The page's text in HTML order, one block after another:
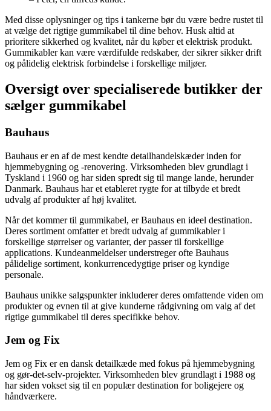
Med disse oplysninger og tips i tankerne bør du være bedre rustet til
at vælge det rigtige gummikabel til dine behov. Husk altid at
prioritere sikkerhed og kvalitet, når du køber et elektrisk produkt.
Gummikabler kan være værdifulde redskaber, der sikrer sikker drift
og pålidelig elektrisk forbindelse i forskellige miljøer.
Oversigt over specialiserede butikker der
sælger gummikabel
Bauhaus
Bauhaus er en af de mest kendte detailhandelskæder inden for
hjemmebygning og -renovering. Virksomheden blev grundlagt i
Tyskland i 1960 og har siden spredt sig til mange lande, herunder
Danmark. Bauhaus har et etableret rygte for at tilbyde et bredt
udvalg af produkter af høj kvalitet.
Når det kommer til gummikabel, er Bauhaus en ideel destination.
Deres sortiment omfatter et bredt udvalg af gummikabler i
forskellige størrelser og varianter, der passer til forskellige
applications. Kundeanmeldelser understreger ofte Bauhaus
pålidelige sortiment, konkurrencedygtige priser og kyndige
personale.
Bauhaus unikke salgspunkter inkluderer deres omfattende viden om
produkter og evnen til at give kunderne rådgivning om valg af det
rigtige gummikabel til deres specifikke behov.
Jem og Fix
Jem og Fix er en dansk detailkæde med fokus på hjemmebygning
og gør-det-selv-projekter. Virksomheden blev grundlagt i 1988 og
har siden vokset sig til en populær destination for boligejere og
håndværkere.